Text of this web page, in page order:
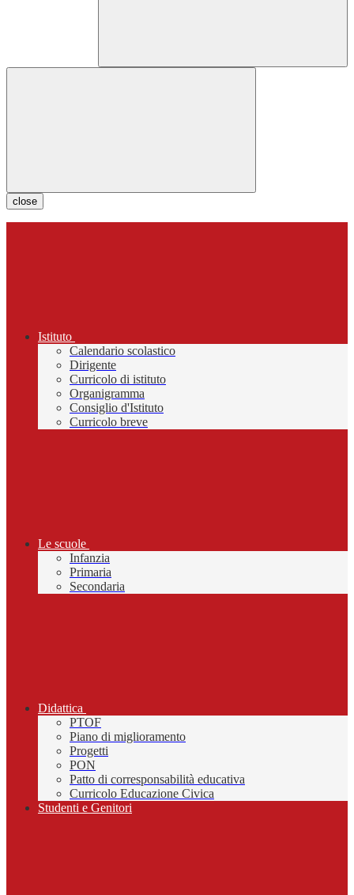
close
Istituto
Calendario scolastico
Dirigente
Curricolo di istituto
Organigramma
Consiglio d'Istituto
Curricolo breve
Le scuole
Infanzia
Primaria
Secondaria
Didattica
PTOF
Piano di miglioramento
Progetti
PON
Patto di corresponsabilità educativa
Curricolo Educazione Civica
Studenti e Genitori